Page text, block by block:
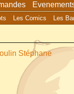
Les Comics Les
Stéphane